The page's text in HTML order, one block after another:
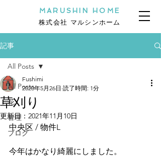
MARUSHIN HOME
株式会社 マルシンホーム
記事
All Posts
花
管理
ブログ
All Posts
草刈り
Fushimi
2020年5月26日 読了時間: 1分
更新日： 2021年11月10日
中央区 / 物件L
今年はかなり綺麗にしました。